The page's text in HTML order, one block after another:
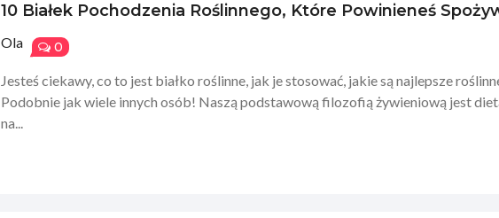
10 Białek Pochodzenia Roślinnego, Które Powinieneś
Ola 0
Jesteś ciekawy, co to jest białko roślinne, jak je stosować, jakie są najlepsze
Podobnie jak wiele innych osób! Naszą podstawową filozofią żywieniową jest
na...